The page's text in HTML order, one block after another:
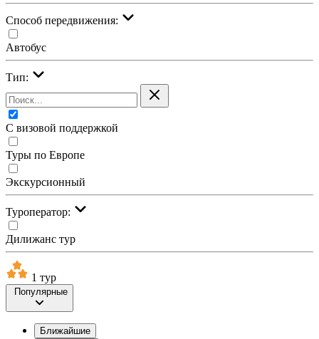
Cпособ передвижения:
Автобус
Тип:
С визовой поддержкой
Туры по Европе
Экскурсионный
Туроператор:
Дилижанс тур
1 тур
Популярные
Ближайшие